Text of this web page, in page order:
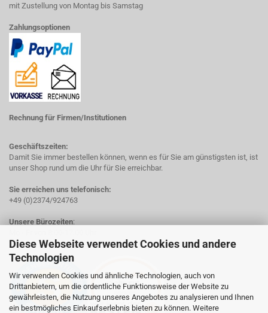
Diese Webseite verwendet Cookies und andere
Technologien
Wir verwenden Cookies und ähnliche Technologien, auch von
Drittanbietern, um die ordentliche Funktionsweise der Website zu
gewährleisten, die Nutzung unseres Angebotes zu analysieren und Ihnen
ein bestmögliches Einkaufserlebnis bieten zu können. Weitere
mit Zustellung von Montag bis Samstag
Zahlungsoptionen
Rechnung für Firmen/Institutionen
Geschäftszeiten:
Damit Sie immer bestellen können, wenn es für Sie am günstigsten ist, ist
unser Shop rund um die Uhr für Sie erreichbar.
Sie erreichen uns telefonisch:
+49 (0)2374/924763
Unsere Bürozeiten: